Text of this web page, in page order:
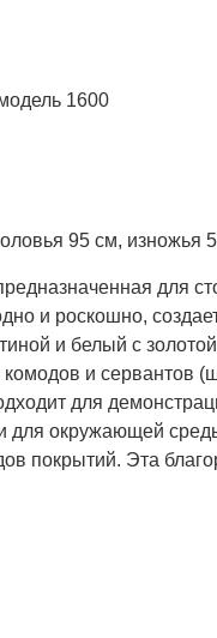
1600
95 см, изножья
для
и роскошно,
и белый с
и
для
для окружающей
покрытий. Эта